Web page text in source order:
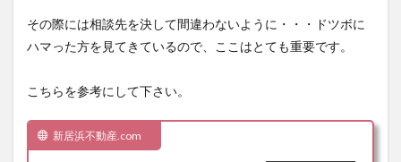
その際には相談先を決して間違わないように・・・ドツボに
ハマった方を見てきているので、ここはとても重要です。
こちらを参考にして下さい。
新居浜不動産.com